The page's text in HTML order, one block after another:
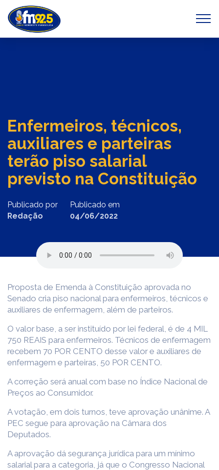
Previous Next
Enfermeiros, técnicos,
auxiliares e parteiras
terão piso salarial
previsto na Constituição
Publicado por
Redação
Publicado em
04/06/2022
Proposta de Emenda à Constituição aprovada no
Senado cria piso nacional para enfermeiros, técnicos e
auxiliares de enfermagem, além de parteiros.
O valor base, a ser instituído por lei federal, é de 4 MIL
750 REAIS para enfermeiros. Técnicos de enfermagem
recebem 70 POR CENTO desse valor e auxiliares de
enfermagem e parteiras, 50 POR CENTO.
A correção será anual com base no Índice Nacional de
Preços ao Consumidor.
A votação, em dois turnos, teve aprovação unânime. A
PEC segue para aprovação na Câmara dos
Deputados.
A aprovação dá segurança jurídica para um mínimo
salarial para a categoria, já que o Congresso Nacional